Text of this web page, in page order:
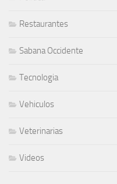
Restaurantes
Sabana Occidente
Tecnologia
Vehiculos
Veterinarias
Videos